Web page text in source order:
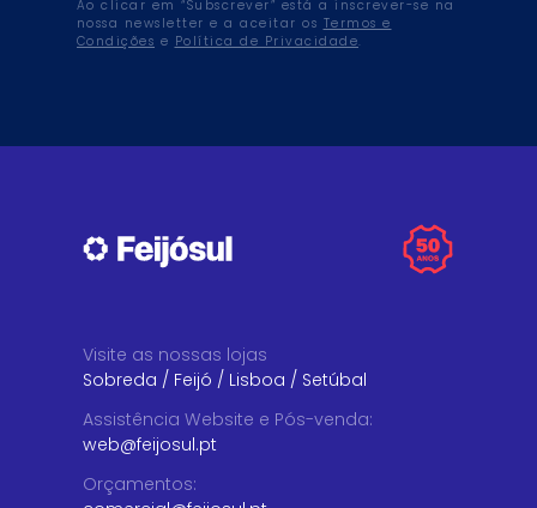
Ao clicar em “Subscrever” está a inscrever-se na
nossa newsletter e a aceitar os Termos e
Condições e Política de Privacidade.
Visite as nossas lojas
Sobreda / Feijó / Lisboa / Setúbal
Assistência Website e Pós-venda:
web@feijosul.pt
Orçamentos: